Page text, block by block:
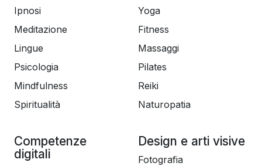
Ipnosi
Meditazione
Lingue
Psicologia
Mindfulness
Spiritualità
Yoga
Fitness
Massaggi
Pilates
Reiki
Naturopatia
Competenze
digitali
Design e arti visive
Fotografia